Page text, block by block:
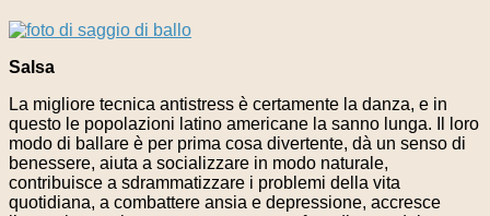
Salsa
La migliore tecnica antistress è certamente la danza, e in
questo le popolazioni latino americane la sanno lunga. Il loro
modo di ballare è per prima cosa divertente, dà un senso di
benessere, aiuta a socializzare in modo naturale,
contribuisce a sdrammatizzare i problemi della vita
quotidiana, a combattere ansia e depressione, accresce